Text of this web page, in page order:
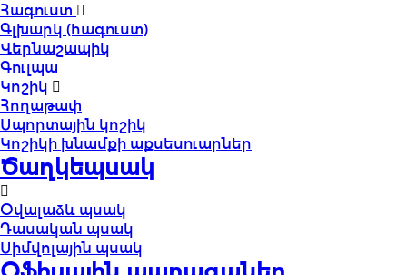
Հագուստ
Գլխարկ (հագուստ)
Վերնաշապիկ
Գուլպա
Կոշիկ
Հողաթափ
Սպորտային կոշիկ
Կոշիկի խնամքի աքսեսուարներ
Ծաղկեպսակ
Օվալաձև պսակ
Դասական պսակ
Սիմվոլային պսակ